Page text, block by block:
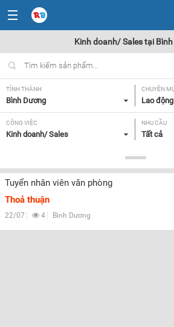
Kinh doanh/ Sales tại
TỈNH THÀNH
Bình Dương
CHUYÊN
Lao
CÔNG VIỆC
Kinh doanh/ Sales
NHU CẦU
Tất cả
Tất cả
Tuyển nhân viên văn phòng
Thoả thuận
22/07 4 Bình Dương